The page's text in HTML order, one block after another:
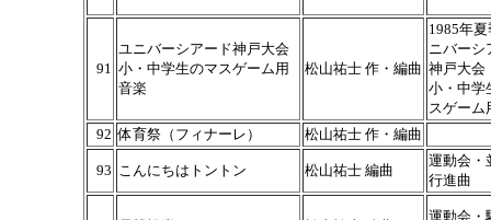
91
ユニバーシアード神戸大会
小・中学生のマスゲーム用
音楽
松山祐士 作・編曲
1985年夏
ニバーシ
神戸大会
小・中学
スゲーム
92 体育祭（フィナーレ） 松山祐士 作・編曲
93 こんにちはトントン 松山祐士 編曲
運動会・
行進曲
運動会・